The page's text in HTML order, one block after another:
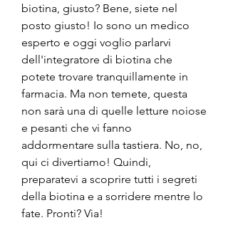
biotina, giusto? Bene, siete nel
posto giusto! Io sono un medico
esperto e oggi voglio parlarvi
dell'integratore di biotina che
potete trovare tranquillamente in
farmacia. Ma non temete, questa
non sarà una di quelle letture noiose
e pesanti che vi fanno
addormentare sulla tastiera. No, no,
qui ci divertiamo! Quindi,
preparatevi a scoprire tutti i segreti
della biotina e a sorridere mentre lo
fate. Pronti? Via!